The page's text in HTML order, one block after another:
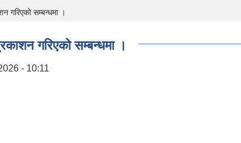
गरिएको सम्बन्धमा ।
गरिएको सम्बन्धमा ।
- 10:11